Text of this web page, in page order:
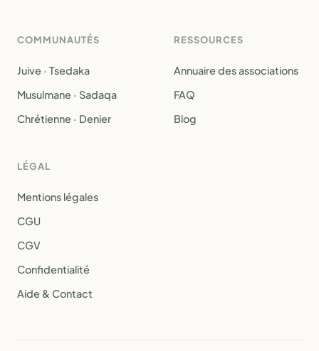
COMMUNAUTÉS
Juive · Tsedaka
Musulmane · Sadaqa
Chrétienne · Denier
RESSOURCES
Annuaire des associations
FAQ
Blog
LÉGAL
Mentions légales
CGU
CGV
Confidentialité
Aide & Contact